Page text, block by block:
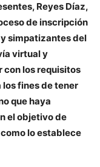
Reyes Díaz,
de inscripción
simpatizantes del
virtual y
con los requisitos
los fines de tener
que haya
el objetivo de
lo establece